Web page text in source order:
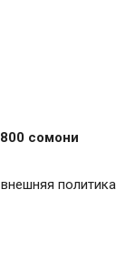
сомони
политика